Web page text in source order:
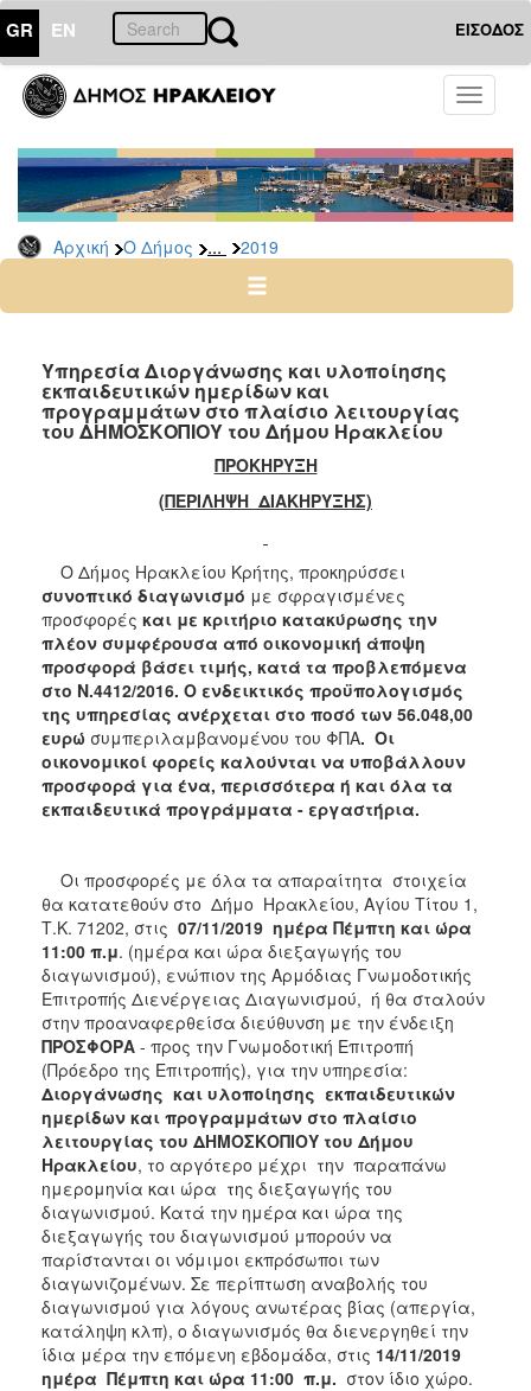
GR EN ΕΙΣΟΔΟΣ
Toggle
Αρχική Ο Δήμος ... 2019
ΔΗΜΟΣ
Διακηρύξεις
-
Δημοπρασίες
Αρχείο
2025
2023
2022
2017
2016
2015
2013
ΠΟΛΙΤΙΣΜΟΣ
ΑΝΘΕΚΤΙΚΗ
ΠΟΛΗ
Υπηρεσία Διοργάνωσης και υλοποίησης
εκπαιδευτικών ημερίδων και
προγραμμάτων στο πλαίσιο λειτουργίας
του ΔΗΜΟΣΚΟΠΙΟΥ του Δήμου Ηρακλείου
ΠΡΟΚΗΡΥΞΗ
(ΠΕΡΙΛΗΨΗ ΔΙΑΚΗΡΥΞΗΣ)
Ο Δήμος Ηρακλείου Κρήτης, προκηρύσσει
συνοπτικό διαγωνισμό με σφραγισμένες
προσφορές και με κριτήριο κατακύρωσης την
πλέον συμφέρουσα από οικονομική άποψη
προσφορά βάσει τιμής, κατά τα προβλεπόμενα
στο Ν.4412/2016. Ο ενδεικτικός προϋπολογισμός
της υπηρεσίας ανέρχεται στο ποσό των 56.048,00
ευρώ συμπεριλαμβανομένου του ΦΠΑ. Οι
οικονομικοί φορείς καλούνται να υποβάλλουν
προσφορά για ένα, περισσότερα ή και όλα τα
εκπαιδευτικά προγράμματα - εργαστήρια.
Οι προσφορές με όλα τα απαραίτητα στοιχεία
θα κατατεθούν στο Δήμο Ηρακλείου, Αγίου Τίτου 1,
Τ.Κ. 71202, στις 07/11/2019 ημέρα Πέμπτη και ώρα
11:00 π.μ. (ημέρα και ώρα διεξαγωγής του
διαγωνισμού), ενώπιον της Αρμόδιας Γνωμοδοτικής
Επιτροπής Διενέργειας Διαγωνισμού, ή θα σταλούν
στην προαναφερθείσα διεύθυνση με την ένδειξη
ΠΡΟΣΦΟΡΑ - προς την Γνωμοδοτική Επιτροπή
(Πρόεδρο της Επιτροπής), για την υπηρεσία:
Διοργάνωσης και υλοποίησης εκπαιδευτικών
ημερίδων και προγραμμάτων στο πλαίσιο
λειτουργίας του ΔΗΜΟΣΚΟΠΙΟΥ του Δήμου
Ηρακλείου, το αργότερο μέχρι την παραπάνω
ημερομηνία και ώρα της διεξαγωγής του
διαγωνισμού. Κατά την ημέρα και ώρα της
διεξαγωγής του διαγωνισμού μπορούν να
παρίστανται οι νόμιμοι εκπρόσωποι των
διαγωνιζομένων. Σε περίπτωση αναβολής του
διαγωνισμού για λόγους ανωτέρας βίας (απεργία,
κατάληψη κλπ), ο διαγωνισμός θα διενεργηθεί την
ίδια μέρα την επόμενη εβδομάδα, στις 14/11/2019
ημέρα Πέμπτη και ώρα 11:00 π.μ. στον ίδιο χώρο.